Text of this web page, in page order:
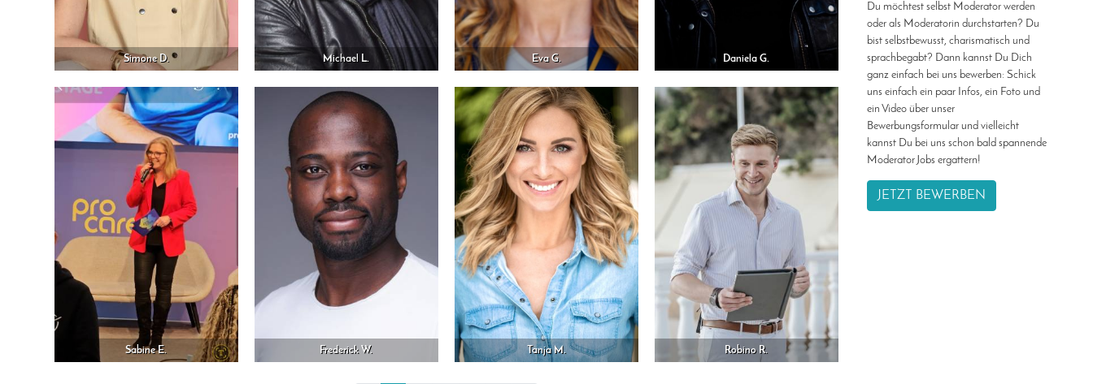
Simone D. Michael L. Eva G. Daniela G.
Sabine E. Frederick W. Tanja M. Robino R.
Du möchtest selbst Moderator werden
oder als Moderatorin durchstarten? Du
bist selbstbewusst, charismatisch und
sprachbegabt? Dann kannst Du Dich
ganz einfach bei uns bewerben: Schick
uns einfach ein paar Infos, ein Foto und
ein Video über unser
Bewerbungsformular und vielleicht
kannst Du bei uns schon bald spannende
Moderator Jobs ergattern!
JETZT BEWERBEN